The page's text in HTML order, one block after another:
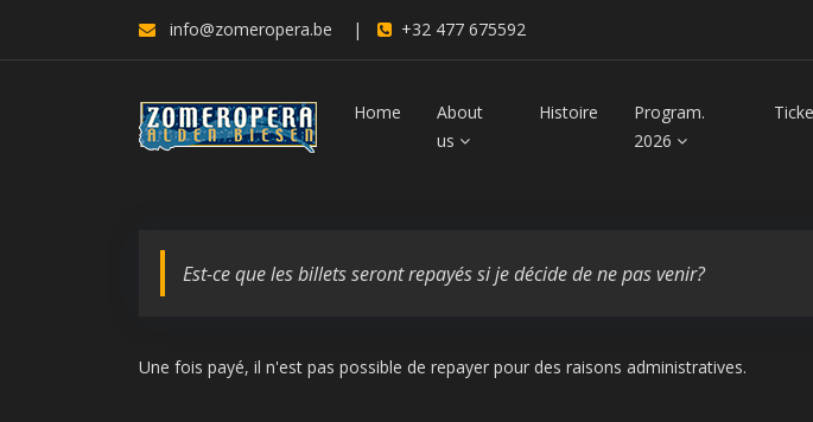
info@zomeropera.be | +32 477 675592
Home
About
us
Histoire
Program.
2026
Est-ce que les billets seront repayés si je décide de ne pas venir?
Une fois payé, il n'est pas possible de repayer pour des raisons administratives.